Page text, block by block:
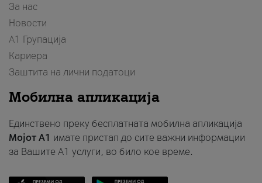
За нас
Новости
А1 Групација
Кариера
Заштита на лични податоци
Мобилна апликација
Единствено преку бесплатната мобилна апликација
Мојот A1 имате пристап до сите важни информации
за Вашите A1 услуги, во било кое време.